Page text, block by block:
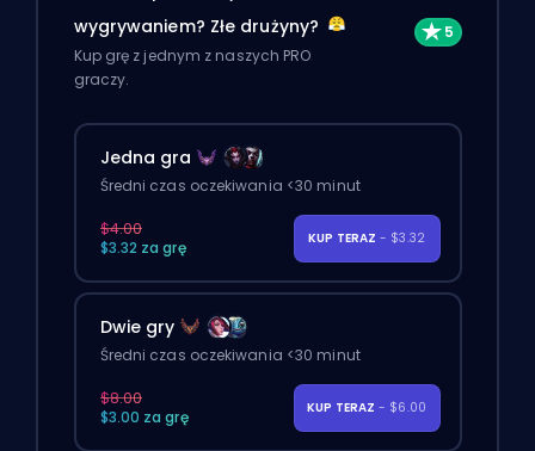
wygrywaniem? Złe drużyny?
Kup grę z jednym z naszych PRO
graczy.
Jedna gra
Średni czas oczekiwania <30 minut
$4.00
$3.32 za grę
KUP TERAZ - $3.32
Dwie gry
Średni czas oczekiwania <30 minut
$8.00
$3.00 za grę
KUP TERAZ - $6.00